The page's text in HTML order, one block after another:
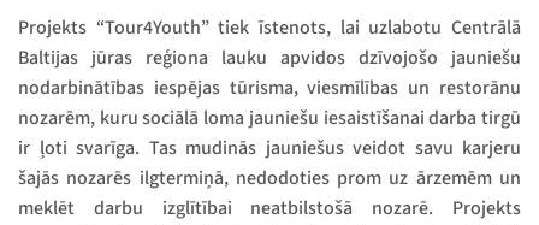
Projekts “Tour4Youth” tiek īstenots, lai uzlabotu Centrālā
Baltijas jūras reģiona lauku apvidos dzīvojošo jauniešu
nodarbinātības iespējas tūrisma, viesmīlības un restorānu
nozarēm, kuru sociālā loma jauniešu iesaistīšanai darba tirgū
ir ļoti svarīga. Tas mudinās jauniešus veidot savu karjeru
šajās nozarēs ilgtermiņā, nedodoties prom uz ārzemēm un
meklēt darbu izglītībai neatbilstošā nozarē. Projekts